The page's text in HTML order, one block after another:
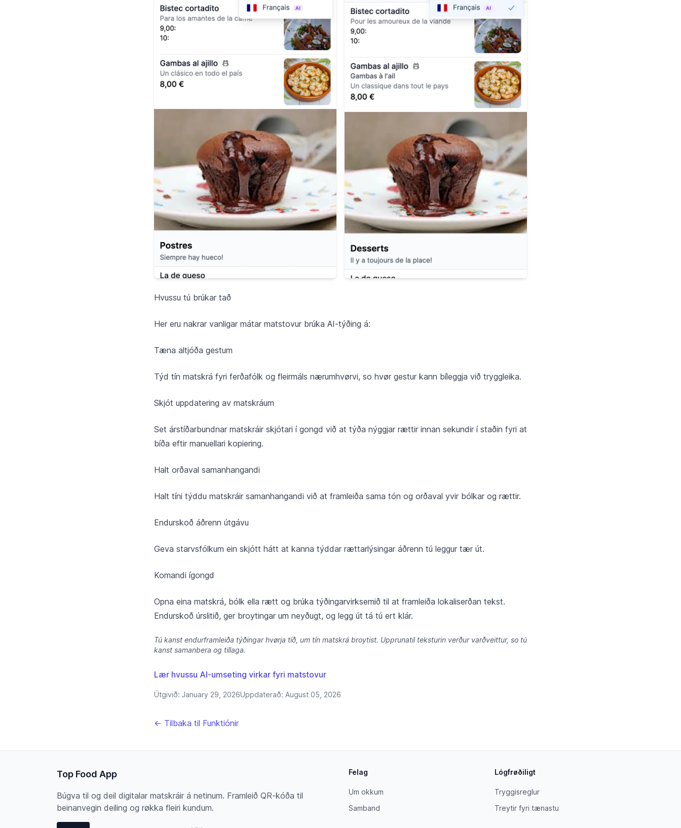
Hvussu tú brúkar tað
Her eru nakrar vanligar mátar matstovur brúka AI-týðing á:
Tæna altjóða gestum
Týd tín matskrá fyri ferðafólk og fleirmáls nærumhvørvi, so hvør gestur kann bíleggja við tryggleika.
Skjót uppdatering av matskráum
Set árstíðarbundnar matskráir skjótari í gongd við at týða nýggjar rættir innan sekundir í staðin fyri at
bíða eftir manuellari kopiering.
Halt orðaval samanhangandi
Halt tíni týddu matskráir samanhangandi við at framleiða sama tón og orðaval yvir bólkar og rættir.
Endurskoð áðrenn útgávu
Geva starvsfólkum ein skjótt hátt at kanna týddar rættarlýsingar áðrenn tú leggur tær út.
Komandi ígongd
Opna eina matskrá, bólk ella rætt og brúka týðingarvirksemið til at framleiða lokaliserðan tekst.
Endurskoð úrslitið, ger broytingar um neyðugt, og legg út tá tú ert klár.
Tú kanst endurframleiða týðingar hvørja tíð, um tín matskrá broytist. Upprunatil teksturin verður varðveittur, so tú
kanst samanbera og tillaga.
Lær hvussu AI-umseting virkar fyri matstovur
Útgivið: January 29, 2026Uppdaterað: August 05, 2026
← Tilbaka til Funktiónir
Top Food App
Búgva til og deil digitalar matskráir á netinum. Framleið QR-kóða til
beinanvegin deiling og røkka fleiri kundum.
Felag
Um okkum
Samband
Lógfrøðiligt
Tryggisreglur
Treytir fyri tænastu